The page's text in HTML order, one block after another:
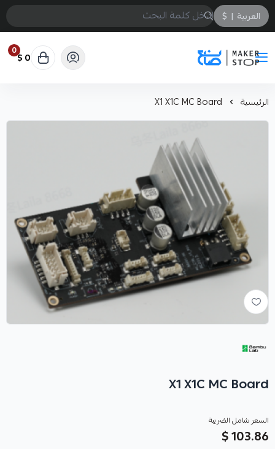
العربية |
$
صانع
0 0 $
الرئيسية X1 X1C MC Board
X1 X1C MC Board
السعر شامل الضريبة
103.86 $